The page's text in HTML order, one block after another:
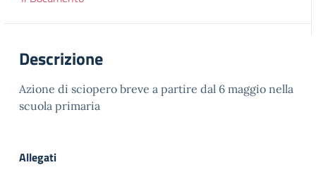
Descrizione
Azione di sciopero breve a partire dal 6 maggio nella
scuola primaria
Allegati